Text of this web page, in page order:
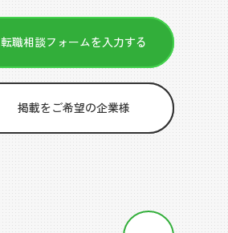
転職相談フォームを入力する
掲載をご希望の企業様